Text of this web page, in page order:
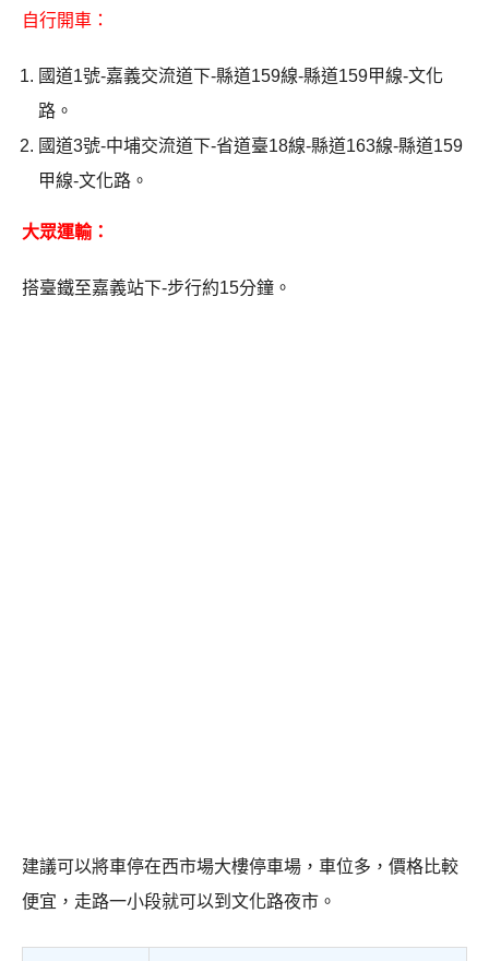
自行開車：
國道1號-嘉義交流道下-縣道159線-縣道159甲線-文化
路。
國道3號-中埔交流道下-省道臺18線-縣道163線-縣道159
甲線-文化路。
大眾運輸：
搭臺鐵至嘉義站下-步行約15分鐘。
建議可以將車停在西市場大樓停車場，車位多，價格比較
便宜，走路一小段就可以到文化路夜市。